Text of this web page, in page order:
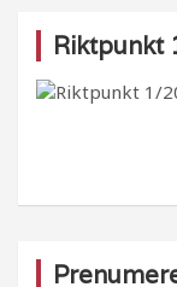
e
b
k
g
ra
Riktpunkt